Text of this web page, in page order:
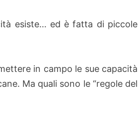
esiste… ed è fatta di piccole
in campo le sue capacità
Ma quali sono le “regole del